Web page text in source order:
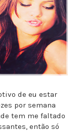
de eu estar
por semana
tem me faltado
então só